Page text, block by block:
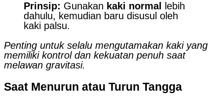
Prinsip: Gunakan kaki normal
lebih
dahulu, kemudian baru disusul oleh
kaki palsu.
Penting untuk selalu mengutamakan kaki yang
memiliki kontrol dan kekuatan penuh saat
melawan gravitasi.
Saat Menurun atau Turun Tangga